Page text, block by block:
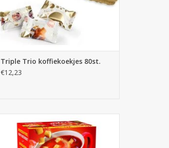
Triple Trio koffiekoekjes 80st.
€12,23
Crunchy 20st.
TOEVOEGEN AAN WINKELWAGEN